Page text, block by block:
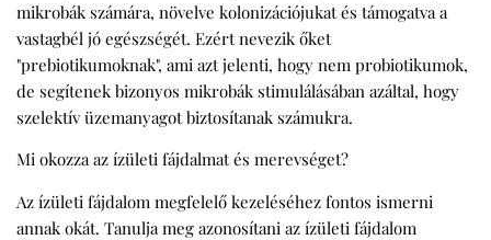
mikrobák számára, növelve kolonizációjukat és támogatva a
vastagbél jó egészségét. Ezért nevezik őket
"prebiotikumoknak", ami azt jelenti, hogy nem probiotikumok,
de segítenek bizonyos mikrobák stimulálásában azáltal, hogy
szelektív üzemanyagot biztosítanak számukra.
Mi okozza az ízületi fájdalmat és merevséget?
Az ízületi fájdalom megfelelő kezeléséhez fontos ismerni
annak okát. Tanulja meg azonosítani az ízületi fájdalom